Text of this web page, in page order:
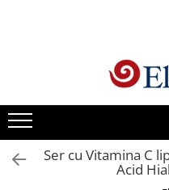
Vezi toate produsele
Creme cu protectie solara
Produse Antirid
Produse Hidratante
Ser cu Vitamina C
Acid